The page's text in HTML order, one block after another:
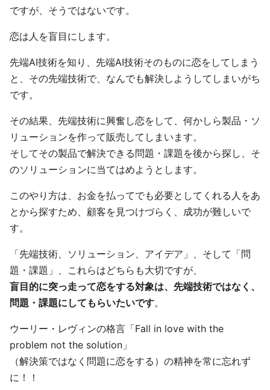
ですが、そうではないです。
恋は人を盲目にします。
先端AI技術を知り、先端AI技術そのものに恋をしてしまう
と、その先端技術で、なんでも解決しようしてしまいがち
です。
その結果、先端技術に興奮し恋をして、何かしら製品・ソ
リューションを作って販売してしまいます。
そしてその製品で解決できる問題・課題を後から探し、そ
のソリューションに当てはめようとします。
このやり方は、お金を払ってでも必要としてくれる人をあ
とから探すため、顧客を見つけづらく、成功が難しいで
す。
「先端技術、ソリューション、アイデア」、そして「問
題・課題」、これらはどちらも大切ですが、
盲目的に突っ走って恋をする対象は、先端技術ではなく、
問題・課題にしてもらいたいです。
ウーリー・レヴィンの格言「Fall in love with the
problem not the solution」
（解決策ではなく問題に恋をする）の精神を常に忘れず
に！！